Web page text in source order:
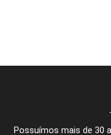
Possuímos mais de 30